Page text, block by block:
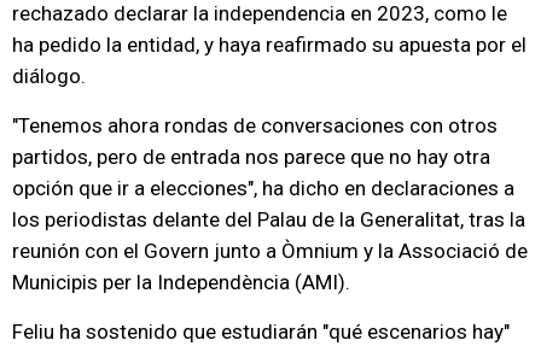
rechazado declarar la independencia en 2023, como le
ha pedido la entidad, y haya reafirmado su apuesta por el
diálogo.
"Tenemos ahora rondas de conversaciones con otros
partidos, pero de entrada nos parece que no hay otra
opción que ir a elecciones", ha dicho en declaraciones a
los periodistas delante del Palau de la Generalitat, tras la
reunión con el Govern junto a Òmnium y la Associació de
Municipis per la Independència (AMI).
Feliu ha sostenido que estudiarán "qué escenarios hay"